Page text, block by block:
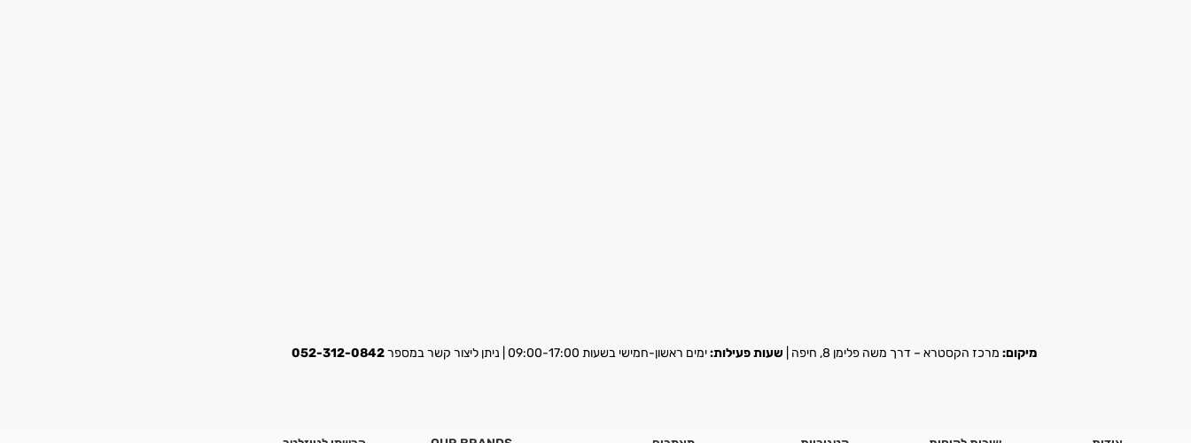
מיקום: מרכז הקסטרא – דרך משה פלימן 8, חיפה | שעות פעילות:ימים ראשון-חמישי בשעות 09:00-17:00 | ניתן ליצור קשר במספר 052-312-0842